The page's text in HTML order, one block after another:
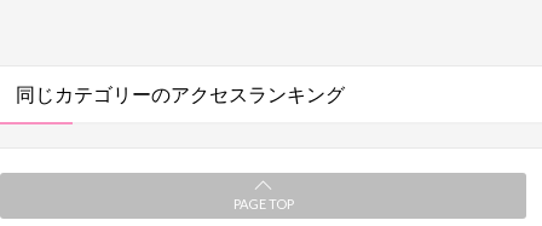
同じカテゴリーのアクセスランキング
PAGE TOP